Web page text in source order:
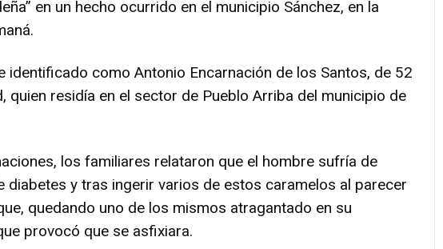
en un hecho ocurrido en el municipio Sánchez, en la
identificado como Antonio Encarnación de los Santos, de 52
quien residía en el sector de Pueblo Arriba del municipio de
los familiares relataron que el hombre sufría de
diabetes y tras ingerir varios de estos caramelos al parecer
quedando uno de los mismos atragantado en su
provocó que se asfixiara.